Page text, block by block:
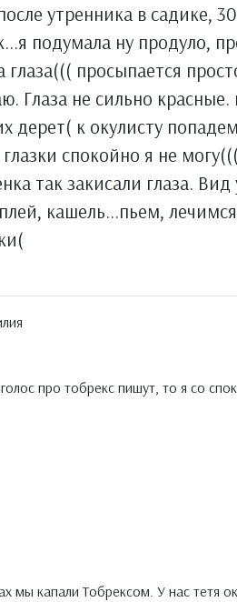
утренника в садике,
подумала ну продуло,
глаза((( просыпается
Глаза не сильно
дерет( к окулисту
спокойно я не
так закисали глаза. Вид
кашель...пьем,
про тобрекс пишут, то я со
мы капали Тобрексом. У нас тетя